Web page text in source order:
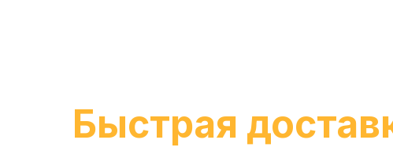
Быстрая